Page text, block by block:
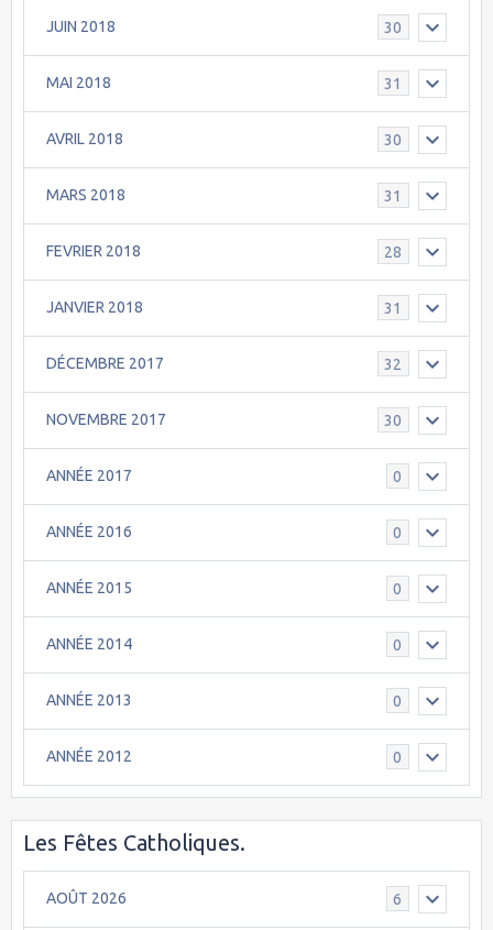
JUIN 2018 30
MAI 2018 31
AVRIL 2018 30
MARS 2018 31
FEVRIER 2018 28
JANVIER 2018 31
DÉCEMBRE 2017 32
NOVEMBRE 2017 30
ANNÉE 2017 0
ANNÉE 2016 0
ANNÉE 2015 0
ANNÉE 2014 0
ANNÉE 2013 0
ANNÉE 2012 0
Les Fêtes Catholiques.
AOÛT 2026 6